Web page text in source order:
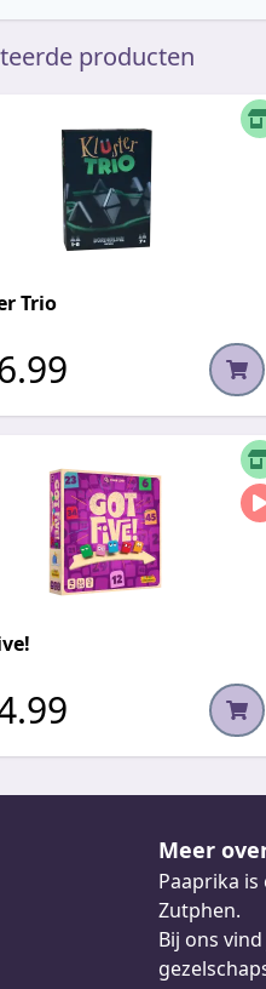
producten
Trio
Meer
Paaprika
Zutphen.
Bij ons